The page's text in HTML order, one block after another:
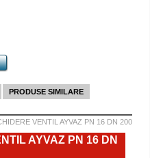
PRODUSE SIMILARE
VENTIL AYVAZ PN 16 DN 200
AYVAZ PN 16 DN